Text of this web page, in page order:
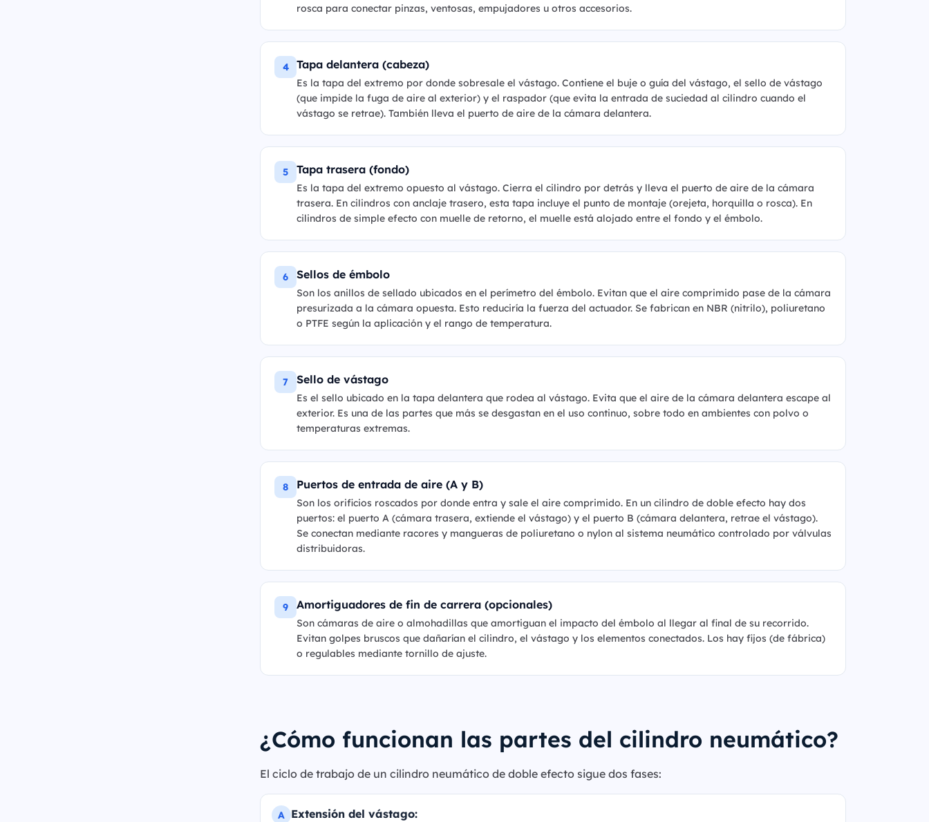
rosca para conectar pinzas, ventosas, empujadores u otros accesorios.
4 Tapa delantera (cabeza)
Es la tapa del extremo por donde sobresale el vástago. Contiene el buje o guía del vástago, el sello de vástago
(que impide la fuga de aire al exterior) y el raspador (que evita la entrada de suciedad al cilindro cuando el
vástago se retrae). También lleva el puerto de aire de la cámara delantera.
5 Tapa trasera (fondo)
Es la tapa del extremo opuesto al vástago. Cierra el cilindro por detrás y lleva el puerto de aire de la cámara
trasera. En cilindros con anclaje trasero, esta tapa incluye el punto de montaje (orejeta, horquilla o rosca). En
cilindros de simple efecto con muelle de retorno, el muelle está alojado entre el fondo y el émbolo.
6 Sellos de émbolo
Son los anillos de sellado ubicados en el perímetro del émbolo. Evitan que el aire comprimido pase de la cámara
presurizada a la cámara opuesta. Esto reduciría la fuerza del actuador. Se fabrican en NBR (nitrilo), poliuretano
o PTFE según la aplicación y el rango de temperatura.
7 Sello de vástago
Es el sello ubicado en la tapa delantera que rodea al vástago. Evita que el aire de la cámara delantera escape al
exterior. Es una de las partes que más se desgastan en el uso continuo, sobre todo en ambientes con polvo o
temperaturas extremas.
8 Puertos de entrada de aire (A y B)
Son los orificios roscados por donde entra y sale el aire comprimido. En un cilindro de doble efecto hay dos
puertos: el puerto A (cámara trasera, extiende el vástago) y el puerto B (cámara delantera, retrae el vástago).
Se conectan mediante racores y mangueras de poliuretano o nylon al sistema neumático controlado por válvulas
distribuidoras.
9 Amortiguadores de fin de carrera (opcionales)
Son cámaras de aire o almohadillas que amortiguan el impacto del émbolo al llegar al final de su recorrido.
Evitan golpes bruscos que dañarían el cilindro, el vástago y los elementos conectados. Los hay fijos (de fábrica)
o regulables mediante tornillo de ajuste.
¿Cómo funcionan las partes del cilindro neumático?
El ciclo de trabajo de un cilindro neumático de doble efecto sigue dos fases:
A Extensión del vástago: